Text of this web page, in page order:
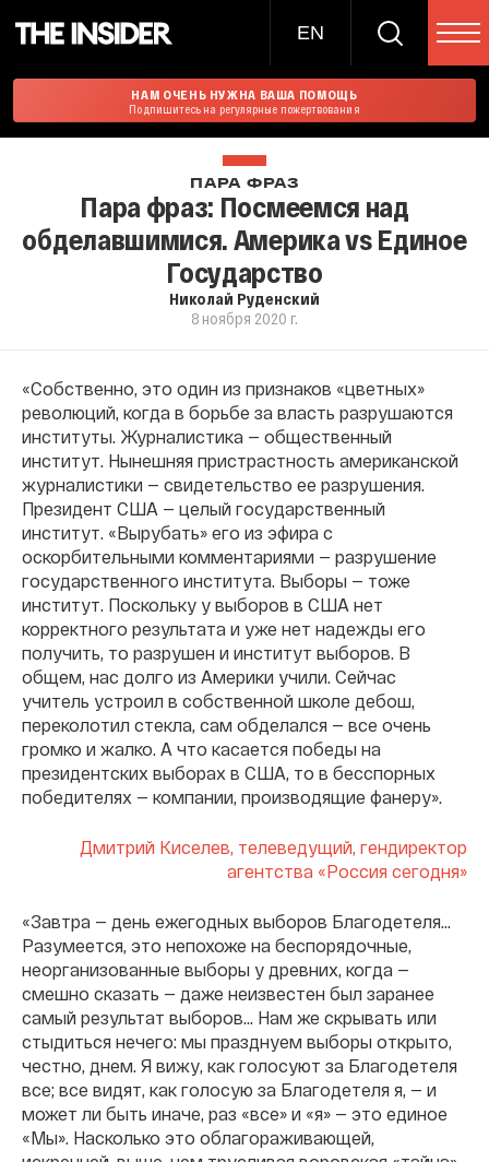
EN
НАМ ОЧЕНЬ НУЖНА ВАША ПОМОЩЬ
Подпишитесь на регулярные пожертвования
ПАРА ФРАЗ
Пара фраз: Посмеемся над
обделавшимися. Америка vs Единое
Государство
Николай Руденский
8 ноября 2020 г.
«Собственно, это один из признаков «цветных»
революций, когда в борьбе за власть разрушаются
институты. Журналистика — общественный
институт. Нынешняя пристрастность американской
журналистики — свидетельство ее разрушения.
Президент США — целый государственный
институт. «Вырубать» его из эфира с
оскорбительными комментариями — разрушение
государственного института. Выборы — тоже
институт. Поскольку у выборов в США нет
корректного результата и уже нет надежды его
получить, то разрушен и институт выборов. В
общем, нас долго из Америки учили. Сейчас
учитель устроил в собственной школе дебош,
переколотил стекла, сам обделался — все очень
громко и жалко. А что касается победы на
президентских выборах в США, то в бесспорных
победителях — компании, производящие фанеру».
Дмитрий Киселев, телеведущий, гендиректор
агентства «Россия сегодня»
«Завтра — день ежегодных выборов Благодетеля...
Разумеется, это непохоже на беспорядочные,
неорганизованные выборы у древних, когда —
смешно сказать — даже неизвестен был заранее
самый результат выборов... Нам же скрывать или
стыдиться нечего: мы празднуем выборы открыто,
честно, днем. Я вижу, как голосуют за Благодетеля
все; все видят, как голосую за Благодетеля я, — и
может ли быть иначе, раз «все» и «я» — это единое
«Мы». Насколько это облагораживающей,